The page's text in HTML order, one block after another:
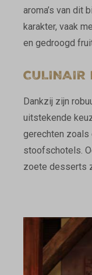
aroma’s van dit
karakter, vaak
en gedroogd
CULINAIR
Dankzij zijn
uitstekende
gerechten zoals
stoofschotels.
zoete desserts